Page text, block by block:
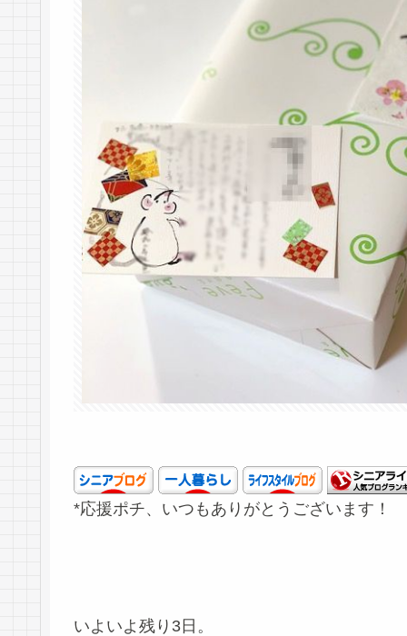
*応援ポチ、いつもありがとうございます！
いよいよ残り3日。